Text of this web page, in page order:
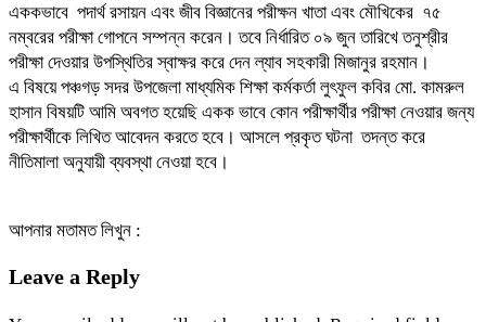
এককভাবে পদার্থ রসায়ন এবং জীব বিজ্ঞানের পরীক্ষন খাতা এবং মৌখিকের ৭৫
নম্বরের পরীক্ষা গোপনে সম্পন্ন করেন। তবে নির্ধারিত ০৯ জুন তারিখে তনুশ্রীর
পরীক্ষা দেওয়ার উপস্থিতির স্বাক্ষর করে দেন ল্যাব সহকারী মিজানুর রহমান।
এ বিষয়ে পঞ্চগড় সদর উপজেলা মাধ্যমিক শিক্ষা কর্মকর্তা লুৎফুল কবির মো. কামরুল
হাসান বিষয়টি আমি অবগত হয়েছি একক ভাবে কোন পরীক্ষার্থীর পরীক্ষা নেওয়ার জন্য
পরীক্ষার্থীকে লিখিত আবেদন করতে হবে। আসলে প্রকৃত ঘটনা তদন্ত করে
নীতিমালা অনুযায়ী ব্যবস্থা নেওয়া হবে।
আপনার মতামত লিখুন :
Leave a Reply